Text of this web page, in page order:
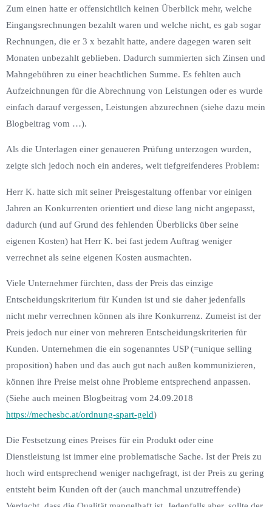
Zum einen hatte er offensichtlich keinen Überblick mehr, welche
Eingangsrechnungen bezahlt waren und welche nicht, es gab sogar
Rechnungen, die er 3 x bezahlt hatte, andere dagegen waren seit
Monaten unbezahlt geblieben. Dadurch summierten sich Zinsen und
Mahngebühren zu einer beachtlichen Summe. Es fehlten auch
Aufzeichnungen für die Abrechnung von Leistungen oder es wurde
einfach darauf vergessen, Leistungen abzurechnen (siehe dazu mein
Blogbeitrag vom …).
Als die Unterlagen einer genaueren Prüfung unterzogen wurden,
zeigte sich jedoch noch ein anderes, weit tiefgreifenderes Problem:
Herr K. hatte sich mit seiner Preisgestaltung offenbar vor einigen
Jahren an Konkurrenten orientiert und diese lang nicht angepasst,
dadurch (und auf Grund des fehlenden Überblicks über seine
eigenen Kosten) hat Herr K. bei fast jedem Auftrag weniger
verrechnet als seine eigenen Kosten ausmachten.
Viele Unternehmer fürchten, dass der Preis das einzige
Entscheidungskriterium für Kunden ist und sie daher jedenfalls
nicht mehr verrechnen können als ihre Konkurrenz. Zumeist ist der
Preis jedoch nur einer von mehreren Entscheidungskriterien für
Kunden. Unternehmen die ein sogenanntes USP (=unique selling
proposition) haben und das auch gut nach außen kommunizieren,
können ihre Preise meist ohne Probleme entsprechend anpassen.
(Siehe auch meinen Blogbeitrag vom 24.09.2018
https://mechesbc.at/ordnung-spart-geld)
Die Festsetzung eines Preises für ein Produkt oder eine
Dienstleistung ist immer eine problematische Sache. Ist der Preis zu
hoch wird entsprechend weniger nachgefragt, ist der Preis zu gering
entsteht beim Kunden oft der (auch manchmal unzutreffende)